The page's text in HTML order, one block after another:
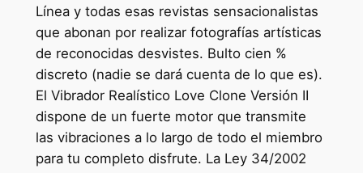
Línea y todas esas revistas sensacionalistas
que abonan por realizar fotografías artísticas
de reconocidas desvistes. Bulto cien %
discreto (nadie se dará cuenta de lo que es).
El Vibrador Realístico Love Clone Versión II
dispone de un fuerte motor que transmite
las vibraciones a lo largo de todo el miembro
para tu completo disfrute. La Ley 34/2002